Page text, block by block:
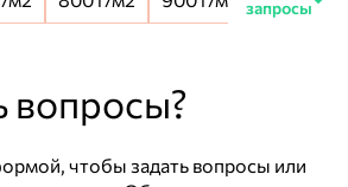
вопросы?
чтобы задать вопросы или